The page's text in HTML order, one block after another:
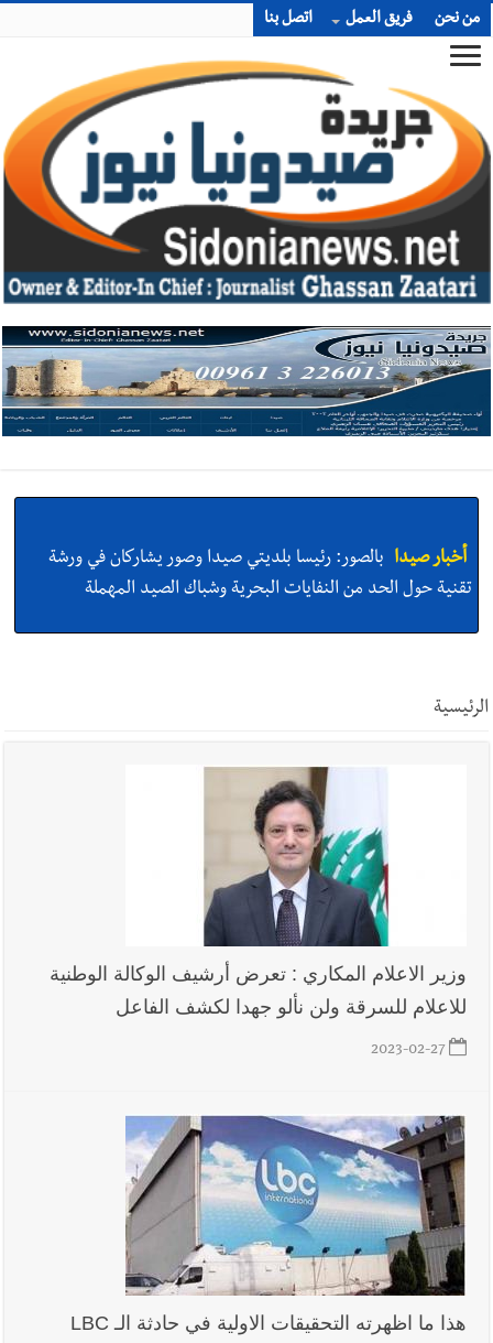
من نحن فريق العمل اتصل بنا
تقنية حول الحد من النفايات البحرية وشباك الصيد المهملة
مؤسسة مياه لبنان الجنوبي : انخفاض التغذية بالمياه
في صيدا نتيجة الانقطاع المتكرر لخط الخدمات الكهربائي
بالصور : قائد الجيش اللبناني العماد رودولف هيكل شدد
Sollfrank على ضرورة تعزيز التعاون بين الجيشَين
أخبار لبنان الطقس غدا صيفي معتاد والحرارة ضمن معدلاتها
أخبار لبنان إنفجار مرفأ أم إنفجار دولة؟... كيف نحمي لبنان؟
أخبار لبنان
راتب النائب من 3 آلاف إلى 5 آلاف دولار شهرياً...
الرئيسية
وزير الاعلام المكاري : تعرض أرشيف الوكالة الوطنية
للاعلام للسرقة ولن نألو جهدا لكشف الفاعل
2023-02-27
هذا ما اظهرته التحقيقات الاولية في حادثة الـ LBC